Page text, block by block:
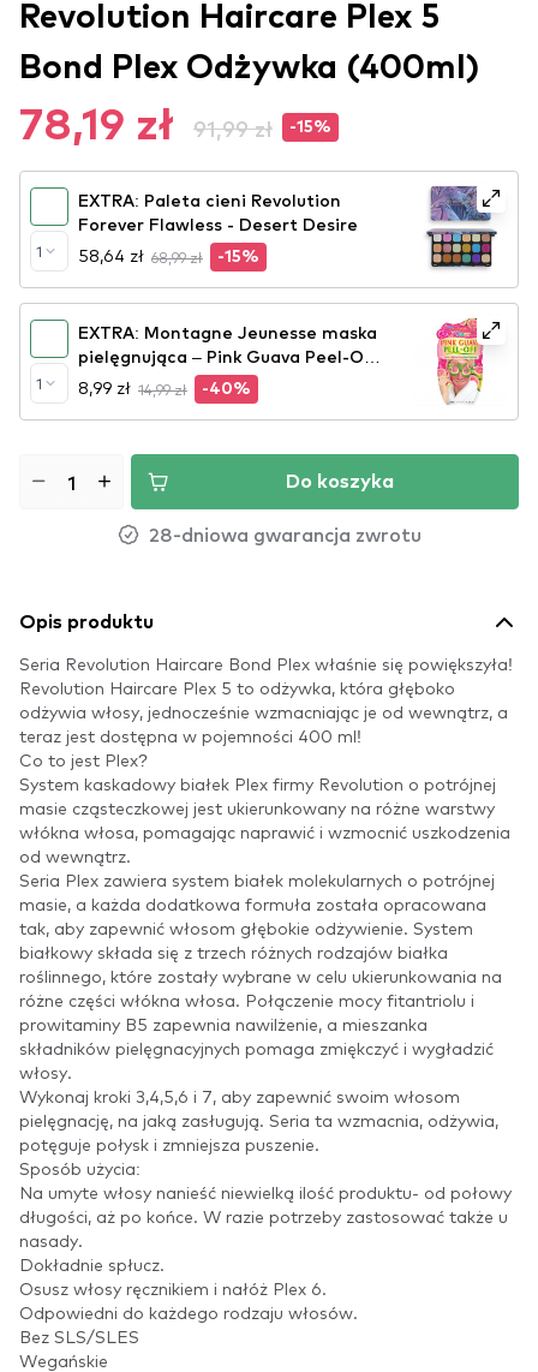
Revolution Haircare Plex 5
Bond Plex Odżywka (400ml)
78,19 zł 91,99 zł -15%
1
EXTRA: Paleta cieni Revolution
Forever Flawless - Desert Desire
58,64 zł 68,99 zł -15%
1
EXTRA: Montagne Jeunesse maska
pielęgnująca – Pink Guava Peel-Off
Face Mask
8,99 zł 14,99 zł -40%
Do koszyka
28-dniowa gwarancja zwrotu
Opis produktu
Seria Revolution Haircare Bond Plex właśnie się powiększyła!
Revolution Haircare Plex 5 to odżywka, która głęboko
odżywia włosy, jednocześnie wzmacniając je od wewnątrz, a
teraz jest dostępna w pojemności 400 ml!
Co to jest Plex?
System kaskadowy białek Plex firmy Revolution o potrójnej
masie cząsteczkowej jest ukierunkowany na różne warstwy
włókna włosa, pomagając naprawić i wzmocnić uszkodzenia
od wewnątrz.
Seria Plex zawiera system białek molekularnych o potrójnej
masie, a każda dodatkowa formuła została opracowana
tak, aby zapewnić włosom głębokie odżywienie. System
białkowy składa się z trzech różnych rodzajów białka
roślinnego, które zostały wybrane w celu ukierunkowania na
różne części włókna włosa. Połączenie mocy fitantriolu i
prowitaminy B5 zapewnia nawilżenie, a mieszanka
składników pielęgnacyjnych pomaga zmiękczyć i wygładzić
włosy.
Wykonaj kroki 3,4,5,6 i 7, aby zapewnić swoim włosom
pielęgnację, na jaką zasługują. Seria ta wzmacnia, odżywia,
potęguje połysk i zmniejsza puszenie.
Sposób użycia:
Na umyte włosy nanieść niewielką ilość produktu- od połowy
długości, aż po końce. W razie potrzeby zastosować także u
nasady.
Dokładnie spłucz.
Osusz włosy ręcznikiem i nałóż Plex 6.
Odpowiedni do każdego rodzaju włosów.
Bez SLS/SLES
Wegańskie